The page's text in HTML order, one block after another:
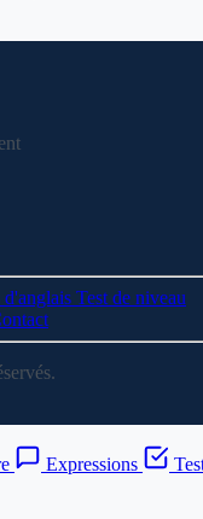
d'anglais Test de niveau
Expressions